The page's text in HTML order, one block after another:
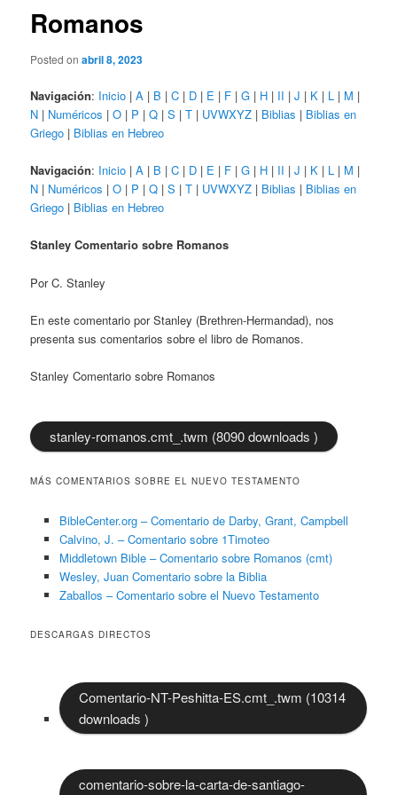
Romanos
Posted onabril 8, 2023
Navigación: Inicio |A | B |C | D | E | F |G | H | II |J | K | L | M |
N | Numéricos |O | P |Q |S |T | UVWXYZ | Biblias | Biblias en
Griego | Biblias en Hebreo
Navigación: Inicio |A | B |C | D | E | F |G | H | II |J | K | L | M |
N | Numéricos |O | P |Q |S |T | UVWXYZ | Biblias | Biblias en
Griego | Biblias en Hebreo
Stanley Comentario sobre Romanos
Por C. Stanley
En este comentario por Stanley (Brethren-Hermandad), nos
presenta sus comentarios sobre el libro de Romanos.
Stanley Comentario sobre Romanos
stanley-romanos.cmt_.twm (8090 downloads )
MÁS COMENTARIOS SOBRE EL NUEVO TESTAMENTO
BibleCenter.org – Comentario de Darby, Grant, Campbell
Calvino, J. – Comentario sobre 1Timoteo
Middletown Bible – Comentario sobre Romanos (cmt)
Wesley, Juan Comentario sobre la Biblia
Zaballos – Comentario sobre el Nuevo Testamento
DESCARGAS DIRECTOS
Comentario-NT-Peshitta-ES.cmt_.twm (10314
downloads )
comentario-sobre-la-carta-de-santiago-